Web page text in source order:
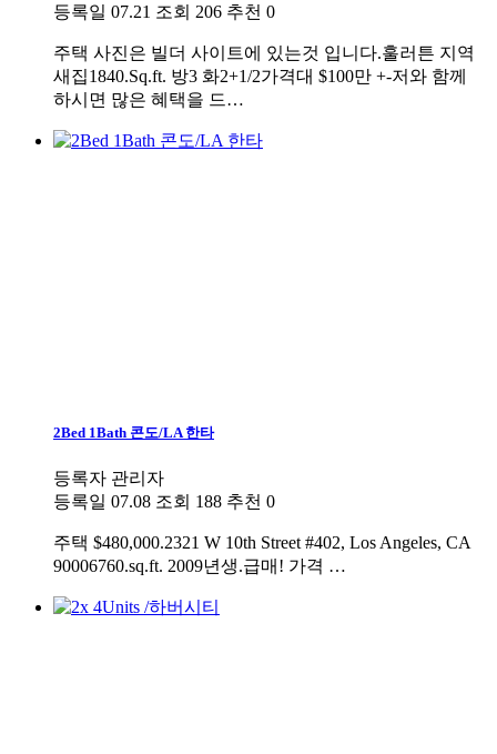
등록일 07.21 조회 206 추천 0
주택 사진은 빌더 사이트에 있는것 입니다.훌러튼 지역
새집1840.Sq.ft. 방3 화2+1/2가격대 $100만 +-저와 함께
하시면 많은 혜택을 드…
2Bed 1Bath 콘도/LA 한타
등록자 관리자
등록일 07.08 조회 188 추천 0
주택 $480,000.2321 W 10th Street #402, Los Angeles, CA
90006760.sq.ft. 2009년생.급매! 가격 …